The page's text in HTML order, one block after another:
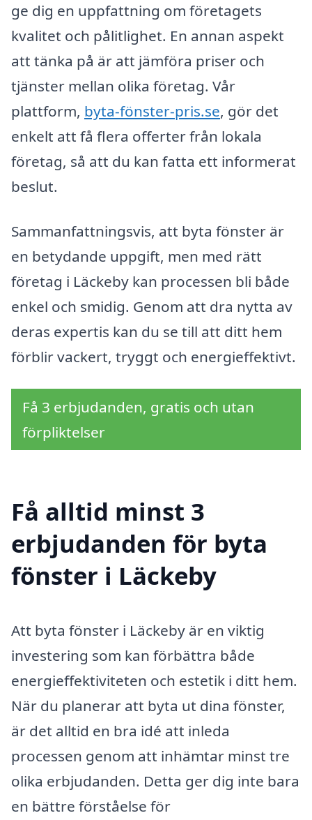
ge dig en uppfattning om företagets
kvalitet och pålitlighet. En annan aspekt
att tänka på är att jämföra priser och
tjänster mellan olika företag. Vår
plattform, byta-fönster-pris.se, gör det
enkelt att få flera offerter från lokala
företag, så att du kan fatta ett informerat
beslut.
Sammanfattningsvis, att byta fönster är
en betydande uppgift, men med rätt
företag i Läckeby kan processen bli både
enkel och smidig. Genom att dra nytta av
deras expertis kan du se till att ditt hem
förblir vackert, tryggt och energieffektivt.
Få 3 erbjudanden, gratis och utan
förpliktelser
Få alltid minst 3
erbjudanden för byta
fönster i Läckeby
Att byta fönster i Läckeby är en viktig
investering som kan förbättra både
energieffektiviteten och estetik i ditt hem.
När du planerar att byta ut dina fönster,
är det alltid en bra idé att inleda
processen genom att inhämtar minst tre
olika erbjudanden. Detta ger dig inte bara
en bättre förståelse för